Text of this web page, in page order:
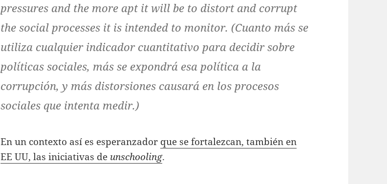
pressures and the more apt it will be to distort and corrupt
the social processes it is intended to monitor. (Cuanto más se
utiliza cualquier indicador cuantitativo para decidir sobre
políticas sociales, más se expondrá esa política a la
corrupción, y más distorsiones causará en los procesos
sociales que intenta medir.)
En un contexto así es esperanzador que se fortalezcan, también en
EE UU, las iniciativas de unschooling.